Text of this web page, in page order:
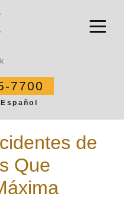
7700
de
Que